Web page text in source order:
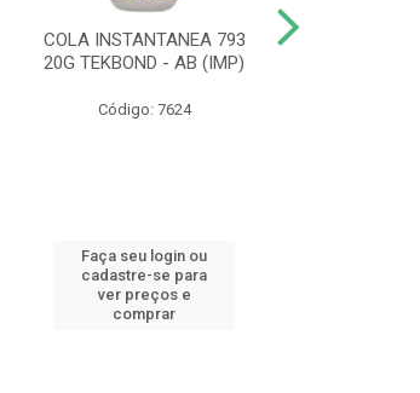
COLA INSTANTANEA 793
20G TEKBOND - AB (IMP)
Código: 7624
Faça seu login ou
cadastre-se para
ver preços e
comprar